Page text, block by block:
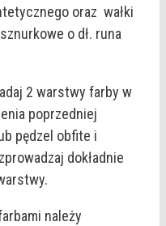
oraz wałki
o dł. runa
2 warstwy farby w
poprzedniej
pędzel obfite i
dokładnie
należy